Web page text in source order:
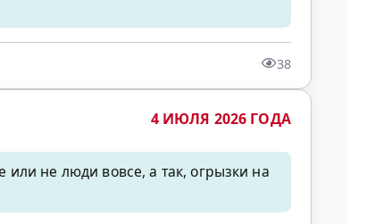
38
4 ИЮЛЯ 2026 ГОДА
или не люди вовсе, а так, огрызки на